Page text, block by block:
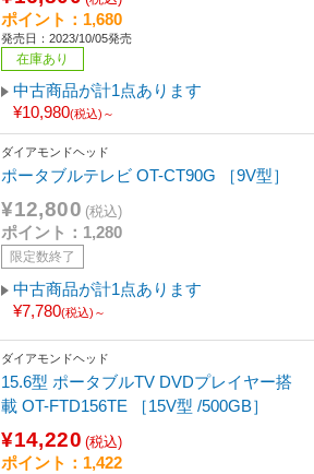
ポイント：1,680
発売日：2023/10/05発売
在庫あり
中古商品が計1点あります
¥10,980(税込)～
ダイアモンドヘッド
ポータブルテレビ OT-CT90G ［9V型］
¥12,800 (税込)
ポイント：1,280
限定数終了
中古商品が計1点あります
¥7,780(税込)～
ダイアモンドヘッド
15.6型 ポータブルTV DVDプレイヤー搭
載 OT-FTD156TE ［15V型 /500GB］
¥14,220 (税込)
ポイント：1,422